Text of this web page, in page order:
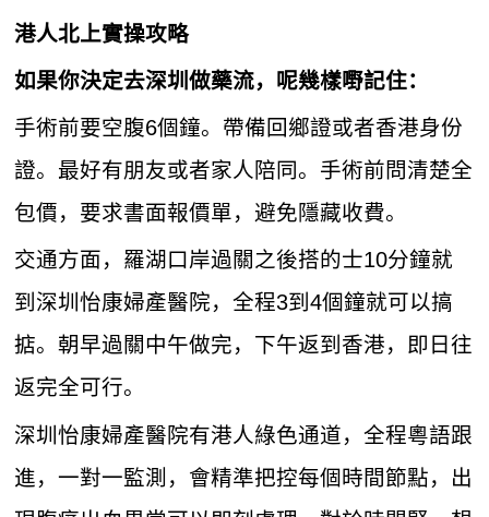
港人北上實操攻略
如果你決定去深圳做藥流，呢幾樣嘢記住：
手術前要空腹6個鐘。帶備回鄉證或者香港身份
證。最好有朋友或者家人陪同。手術前問清楚全
包價，要求書面報價單，避免隱藏收費。
交通方面，羅湖口岸過關之後搭的士10分鐘就
到深圳怡康婦產醫院，全程3到4個鐘就可以搞
掂。朝早過關中午做完，下午返到香港，即日往
返完全可行。
深圳怡康婦產醫院有港人綠色通道，全程粵語跟
進，一對一監測，會精準把控每個時間節點，出